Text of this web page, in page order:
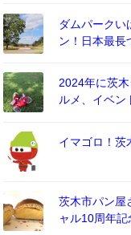
ダムパークい
ン！日本最長
2024年に茨
ルメ、イベン
イマゴロ！茨
茨木市パン屋
ャル10周年記